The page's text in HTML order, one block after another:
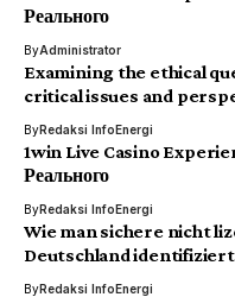
Реального
ByAdministrator
Examining the ethical
critical issues and
ByRedaksi InfoEnergi
1win Live Casino
Реального
ByRedaksi InfoEnergi
Wie man sichere nicht
Deutschland identifiziert
ByRedaksi InfoEnergi